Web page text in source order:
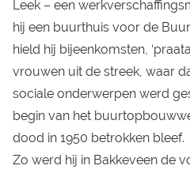
Leek – een
hij een buurthuis voor de
hield hij bijeenkomsten,
vrouwen uit de streek, waar
sociale onderwerpen werd
begin van het
dood in 1950 betrokken bleef.
Zo werd hij in Bakkeveen de